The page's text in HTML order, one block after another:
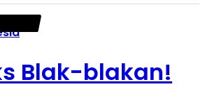
Blak-blakan!